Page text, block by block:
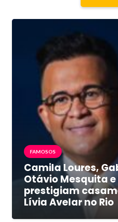
FAMOSOS
Camila Loures,
Otávio Mesquita
prestigiam
Lívia Avelar no Rio